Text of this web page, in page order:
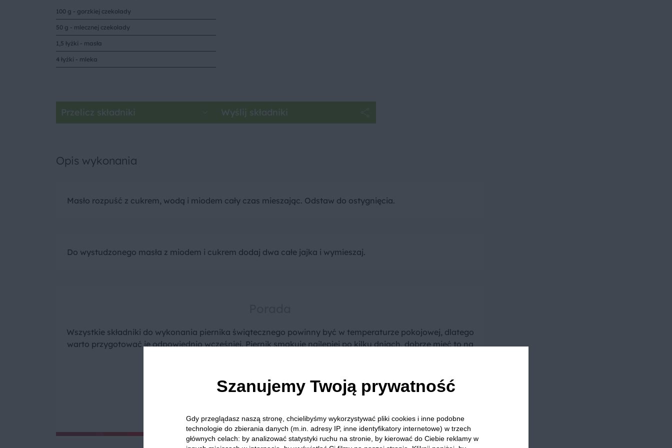
100 g - gorzkiej czekolady
50 g - mlecznej czekolady
1,5 łyżki - masła
4 łyżki - mleka
Przelicz składniki Wyślij składniki
Opis wykonania
Masło rozpuść z cukrem, wodą i miodem cały czas mieszając. Odstaw do ostygnięcia.
Do wystudzonego masła z miodem i cukrem dodaj dwa całe jajka i wymieszaj.
Wszystkie składniki do wykonania piernika świątecznego powinny być w temperaturze pokojowej, dlatego
warto przygotować je odpowiednio wcześniej. Piernik smakuje najlepiej po kilku dniach, dobrze mieć to na
Szanujemy Twoją prywatność
Gdy przeglądasz naszą stronę, chcielibyśmy wykorzystywać pliki cookies i inne podobne
technologie do zbierania danych (m.in. adresy IP, inne identyfikatory internetowe) w trzech
głównych celach: by analizować statystyki ruchu na stronie, by kierować do Ciebie reklamy w